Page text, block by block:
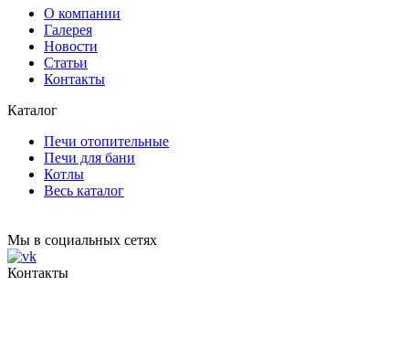
О компании
Галерея
Новости
Статьи
Контакты
Каталог
Печи отопительные
Печи для бани
Котлы
Весь каталог
Мы в социальных сетях
Контакты